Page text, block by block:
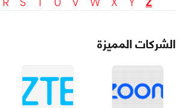
الشركات المميزة